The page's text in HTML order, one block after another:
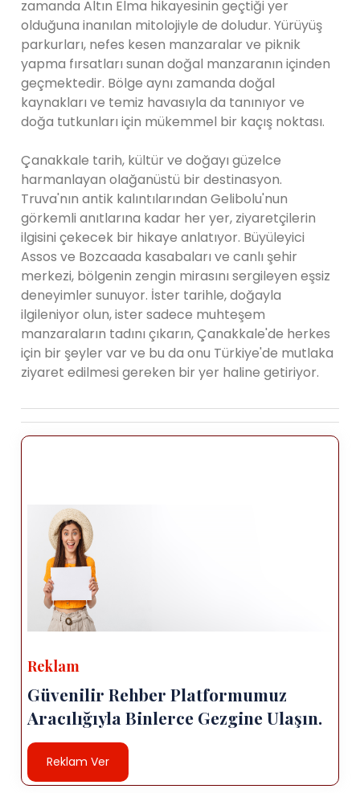
zamanda Altın Elma hikayesinin geçtiği yer
olduğuna inanılan mitolojiyle de doludur. Yürüyüş
parkurları, nefes kesen manzaralar ve piknik
yapma fırsatları sunan doğal manzaranın içinden
geçmektedir. Bölge aynı zamanda doğal
kaynakları ve temiz havasıyla da tanınıyor ve
doğa tutkunları için mükemmel bir kaçış noktası.
Çanakkale tarih, kültür ve doğayı güzelce
harmanlayan olağanüstü bir destinasyon.
Truva'nın antik kalıntılarından Gelibolu'nun
görkemli anıtlarına kadar her yer, ziyaretçilerin
ilgisini çekecek bir hikaye anlatıyor. Büyüleyici
Assos ve Bozcaada kasabaları ve canlı şehir
merkezi, bölgenin zengin mirasını sergileyen eşsiz
deneyimler sunuyor. İster tarihle, doğayla
ilgileniyor olun, ister sadece muhteşem
manzaraların tadını çıkarın, Çanakkale'de herkes
için bir şeyler var ve bu da onu Türkiye'de mutlaka
ziyaret edilmesi gereken bir yer haline getiriyor.
Reklam
Güvenilir Rehber Platformumuz
Aracılığıyla Binlerce Gezgine Ulaşın.
Reklam Ver